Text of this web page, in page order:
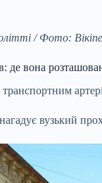
/ Фото:
де вона
вузький